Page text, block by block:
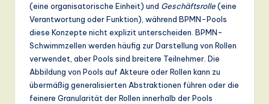
(eine organisatorische Einheit) und Geschäftsrolle(eine
Verantwortung oder Funktion), während BPMN-Pools
diese Konzepte nicht explizit unterscheiden. BPMN-
Schwimmzellen werden häufig zur Darstellung von Rollen
verwendet, aber Pools sind breitere Teilnehmer. Die
Abbildung von Pools auf Akteure oder Rollen kann zu
übermäßig generalisierten Abstraktionen führen oder die
feinere Granularität der Rollen innerhalb der Pools